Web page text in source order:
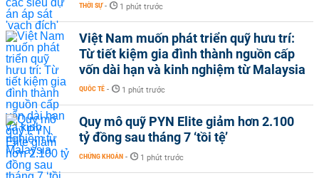
THỜI SỰ - 1 phút trước
Việt Nam muốn phát triển quỹ hưu trí:
Từ tiết kiệm gia đình thành nguồn cấp
vốn dài hạn và kinh nghiệm từ Malaysia
QUỐC TẾ - 1 phút trước
Quy mô quỹ PYN Elite giảm hơn 2.100
tỷ đồng sau tháng 7 ‘tồi tệ’
CHỨNG KHOÁN - 1 phút trước